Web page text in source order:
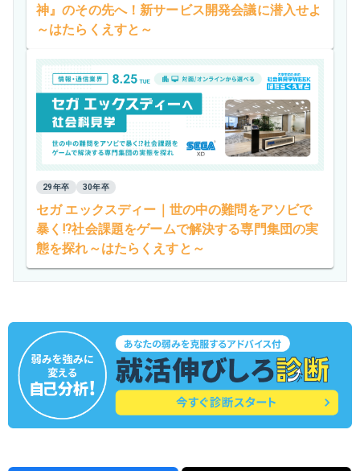
神』のその先へ！新サービス開発会議に潜入せよ
～はたらくえすと～
29年卒 30年卒
セガ エックスディー｜世の中の難問をアソビで
暴く⁉社会課題をゲームで解決する専門集団の実
態を探れ～はたらくえすと～